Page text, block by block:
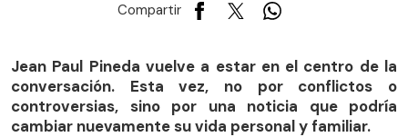
Compartir
Jean Paul Pineda vuelve a estar en el centro de la
conversación. Esta vez, no por conflictos o
controversias, sino por una noticia que podría
cambiar nuevamente su vida personal y familiar.